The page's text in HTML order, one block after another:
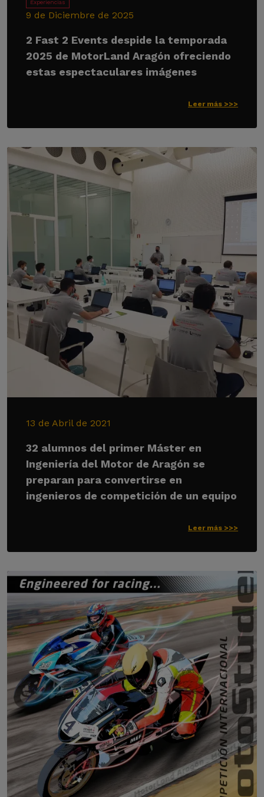
Experiencias
9 de Diciembre de 2025
2 Fast 2 Events despide la temporada
2025 de MotorLand Aragón ofreciendo
estas espectaculares imágenes
Leer más >>>
13 de Abril de 2021
32 alumnos del primer Máster en
Ingeniería del Motor de Aragón se
preparan para convertirse en
ingenieros de competición de un equipo
Leer más >>>